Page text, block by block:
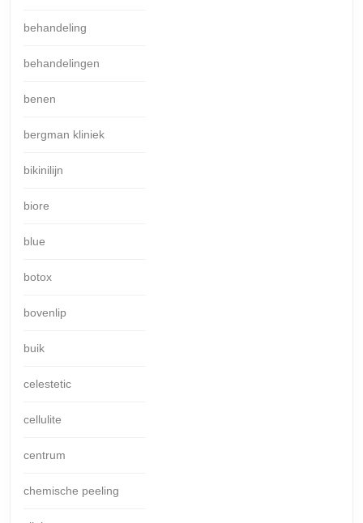
behandeling
behandelingen
benen
bergman kliniek
bikinilijn
biore
blue
botox
bovenlip
buik
celestetic
cellulite
centrum
chemische peeling